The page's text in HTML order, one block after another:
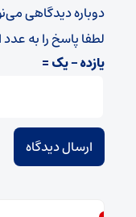
دوباره دیدگاهی
لطفا پاسخ را به
یازده − یک =